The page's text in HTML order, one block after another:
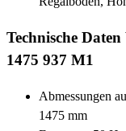
Technische
1475 937 M1
Abmessungen
1475 mm